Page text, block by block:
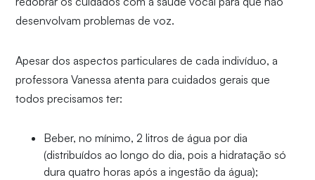
desenvolvam problemas de voz.
Apesar dos aspectos particulares de cada indivíduo, a
professora Vanessa atenta para cuidados gerais que
todos precisamos ter:
Beber, no mínimo, 2 litros de água por dia
(distribuídos ao longo do dia, pois a hidratação só
dura quatro horas após a ingestão da água);